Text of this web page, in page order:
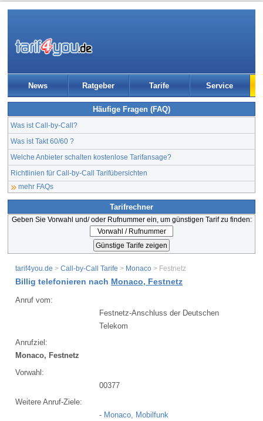
News Ratgeber Tarife Service
Häufige Fragen (FAQ)
Was ist Call-by-Call?
Was ist Takt 60/60 ?
Welche Anbieter schalten kostenlose Tarifansage?
Richtlinien für Call-by-Call Tarifübersichten
mehr FAQs
Tarifrechner
Geben Sie Vorwahl und/ oder Rufnummer ein, um günstigen Tarif zu finden:
tarif4you.de > Call-by-Call Tarife > Monaco > Festnetz
Billig telefonieren nach Monaco, Festnetz
Anruf vom:
Festnetz-Anschluss der Deutschen
Telekom
Anrufziel:
Monaco, Festnetz
Vorwahl:
00377
Weitere Anruf-Ziele:
- Monaco, Mobilfunk